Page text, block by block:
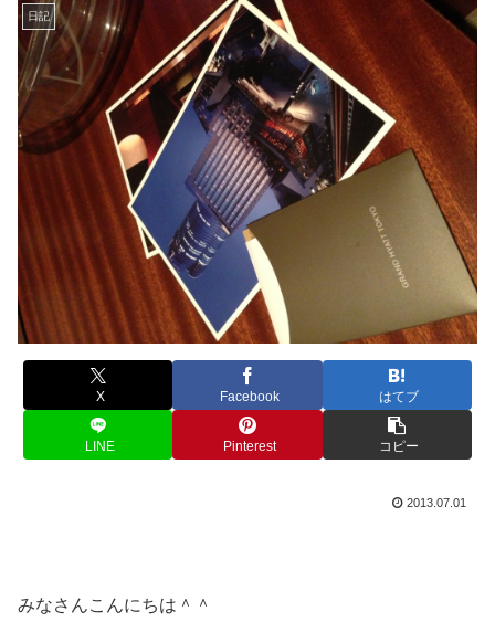
日記
X Facebook はてブ
LINE Pinterest コピー
2013.07.01
みなさんこんにちは＾＾